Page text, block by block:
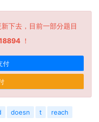
下去，目前一部分题目
！
付
doesn t reach